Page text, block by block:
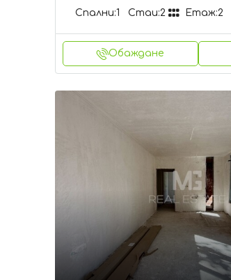
Спални:1 Стаи:2 Етаж:2
Обаждане